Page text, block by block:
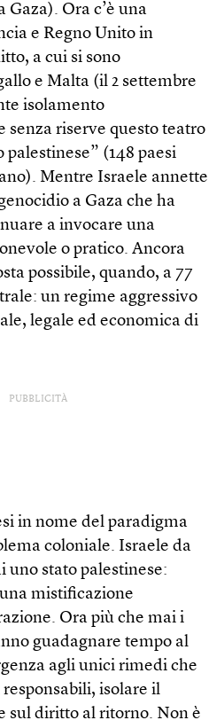
Gaza). Ora c’è una
e Regno Unito in
a cui si sono
e Malta (il 2 settembre
isolamento
senza riserve questo teatro
(148 paesi
Mentre Israele annette
a Gaza che ha
a invocare una
o pratico. Ancora
possibile, quando, a 77
un regime aggressivo
legale ed economica di
PUBBLICITÀ
in nome del paradigma
coloniale. Israele da
uno stato palestinese:
mistificazione
Ora più che mai i
guadagnare tempo al
agli unici rimedi che
isolare il
sul diritto al ritorno. Non è